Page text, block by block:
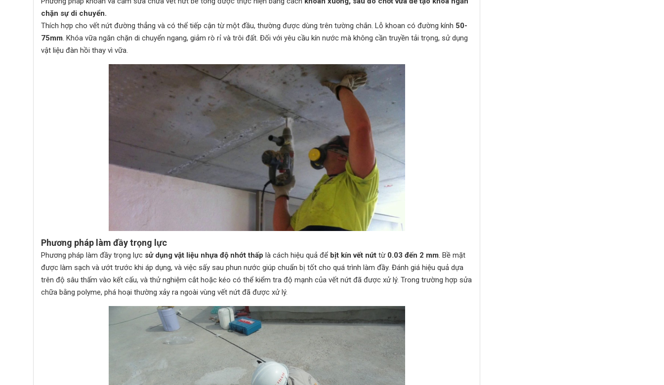
chặn sự di chuyển.
Thích hợp cho vết nứt đường thẳng và có thể tiếp cận từ một đầu, thường được dùng trên tường chắn. Lỗ khoan có đường kính 50-
75mm. Khóa vữa ngăn chặn di chuyển ngang, giảm rò rỉ và trôi đất. Đối với yêu cầu kín nước mà không cần truyền tải trọng, sử dụng
vật liệu đàn hồi thay vì vữa.
Phương pháp làm đầy trọng lực
Phương pháp làm đầy trọng lực sử dụng vật liệu nhựa độ nhớt thấp là cách hiệu quả để bịt kín vết nứt từ 0.03 đến 2 mm. Bề mặt
được làm sạch và ướt trước khi áp dụng, và việc sấy sau phun nước giúp chuẩn bị tốt cho quá trình làm đầy. Đánh giá hiệu quả dựa
trên độ sâu thấm vào kết cấu, và thử nghiệm cắt hoặc kéo có thể kiểm tra độ mạnh của vết nứt đã được xử lý. Trong trường hợp sửa
chữa bằng polyme, phá hoại thường xảy ra ngoài vùng vết nứt đã được xử lý.